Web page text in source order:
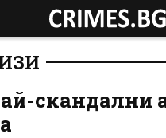
скандални